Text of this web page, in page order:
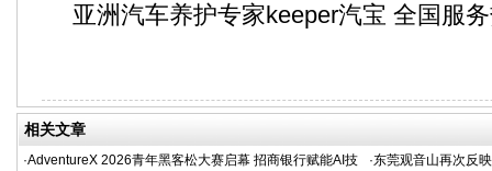
亚洲汽车养护专家keeper汽宝 全国服务
相关文章
·AdventureX 2026青年黑客松大赛启幕 招商银行赋能AI技
·东莞观音山再次反